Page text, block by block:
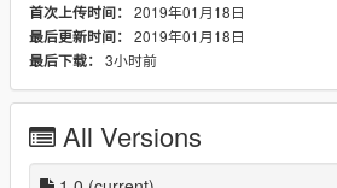
首次上传时间： 2019年01月18日
最后更新时间： 2019年01月18日
最后下载： 3小时前
All Versions